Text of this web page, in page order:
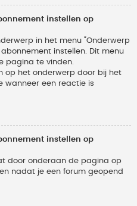
instellen op
in het menu “Onderwerp
instellen. Dit menu
pagina te vinden.
op het onderwerp door bij het
wanneer een reactie is
instellen op
door onderaan de pagina op
nadat je een forum geopend